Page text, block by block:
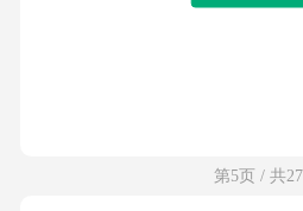
第5页 / 共